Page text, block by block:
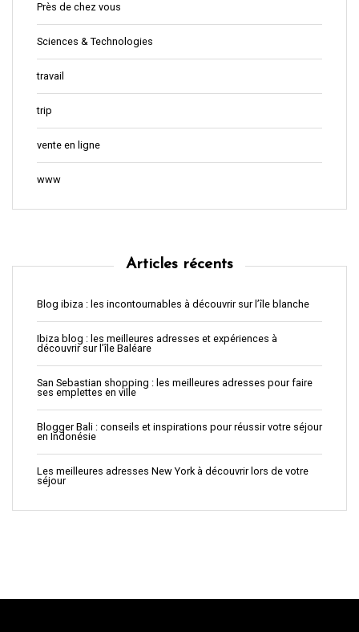
Près de chez vous
Sciences & Technologies
travail
trip
vente en ligne
www
Articles récents
Blog ibiza : les incontournables à découvrir sur l’île blanche
Ibiza blog : les meilleures adresses et expériences à
découvrir sur l’île Baléare
San Sebastian shopping : les meilleures adresses pour faire
ses emplettes en ville
Blogger Bali : conseils et inspirations pour réussir votre séjour
en Indonésie
Les meilleures adresses New York à découvrir lors de votre
séjour